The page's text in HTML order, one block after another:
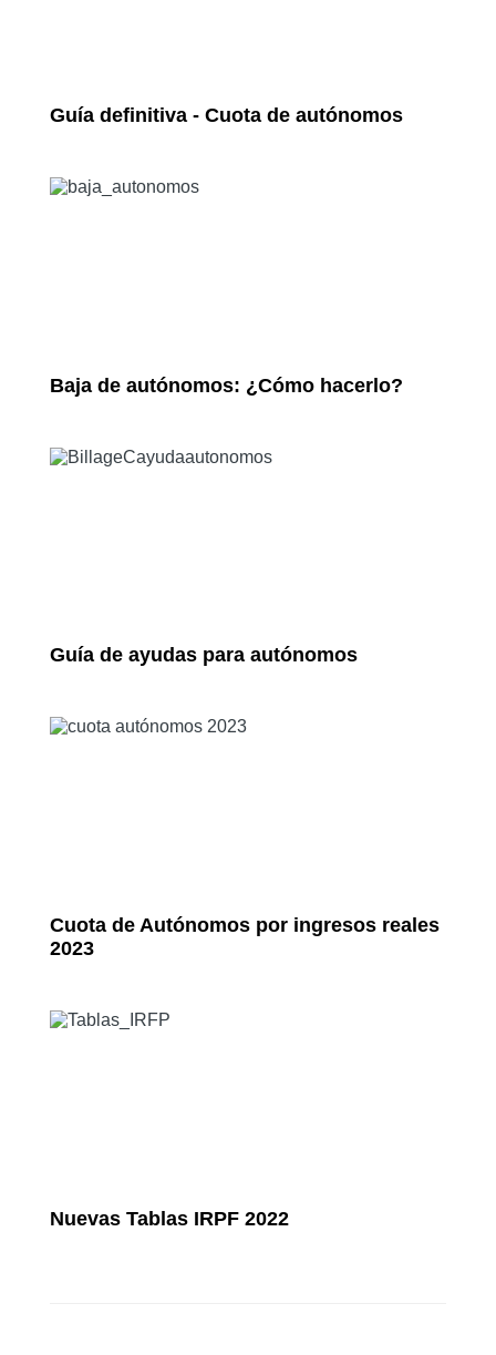
Guía definitiva - Cuota de autónomos
Baja de autónomos: ¿Cómo hacerlo?
Guía de ayudas para autónomos
Cuota de Autónomos por ingresos reales
2023
Nuevas Tablas IRPF 2022